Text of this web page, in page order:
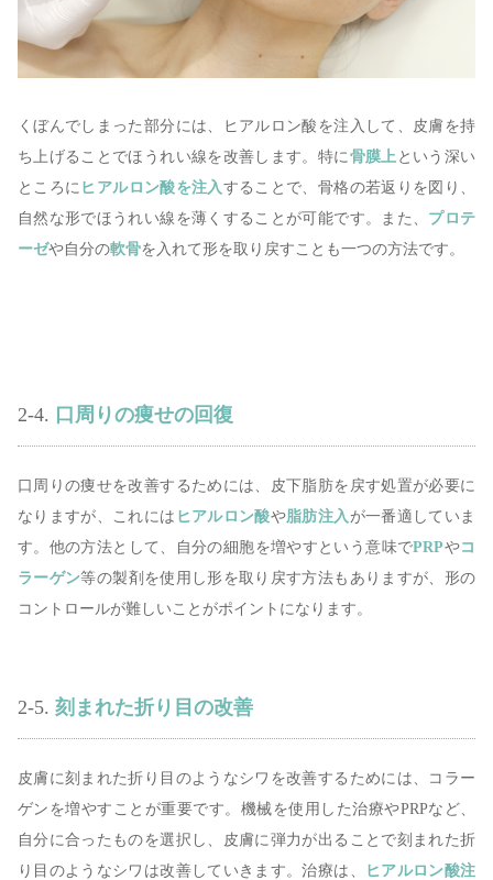
くぼんでしまった部分には、ヒアルロン酸を注入して、皮膚を持
ち上げることでほうれい線を改善します。特に骨膜上 という深い
ところに ヒアルロン酸を注入することで、骨格の若返りを図り、
自然な形でほうれい線を薄くすることが可能です。また、 プロテ
ーゼや自分の軟骨を入れて形を取り戻すことも一つの方法です。
2-4. 口周りの痩せの回復
口周りの痩せを改善するためには、皮下脂肪を戻す処置が必要に
なりますが、これには ヒアルロン酸や脂肪注入 が一番適していま
す。他の方法として、自分の細胞を増やすという意味でPRPやコ
ラーゲン等の製剤を使用し形を取り戻す方法もありますが、形の
コントロールが難しいことがポイントになります。
2-5. 刻まれた折り目の改善
皮膚に刻まれた折り目のようなシワを改善するためには、コラー
ゲンを増やすことが重要です。機械を使用した治療やPRPなど、
自分に合ったものを選択し、皮膚に弾力が出ることで刻まれた折
り目のようなシワは改善していきます。治療は、
ヒアルロン酸注